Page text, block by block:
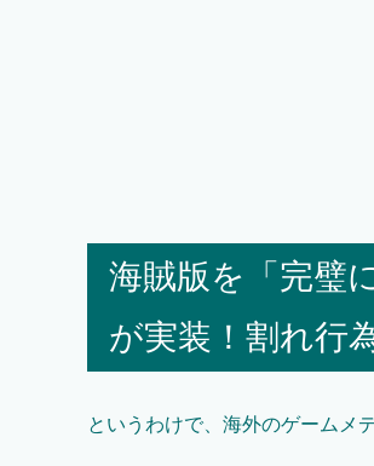
海賊版を「完璧
が実装！割れ行
というわけで、海外のゲームメ